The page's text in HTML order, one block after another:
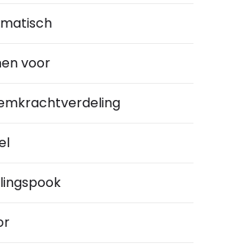
voor